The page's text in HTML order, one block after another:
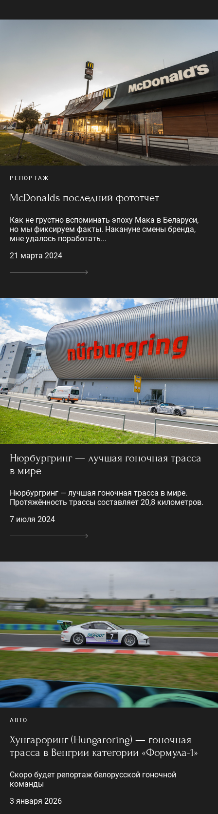
РЕПОРТАЖ
МсDonalds последний фототчет
Как не грустно вспоминать эпоху Мака в Беларуси,
но мы фиксируем факты. Накануне смены бренда,
мне удалось поработать...
21 марта 2024
Нюрбургринг — лучшая гоночная трасса
в мире
Нюрбургринг — лучшая гоночная трасса в мире.
Протяжённость трассы составляет 20,8 километров.
7 июля 2024
АВТО
Хунгароринг (Hungaroring) — гоночная
трасса в Венгрии категории «Формула-1»
Скоро будет репортаж белорусской гоночной
команды
3 января 2026